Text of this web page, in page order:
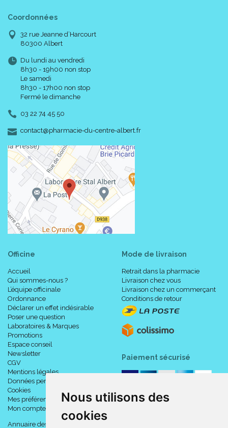
Nous utilisons des
cookies
Coordonnées
32 rue Jeanne d’Harcourt
80300 Albert
Du lundi au vendredi
8h30 - 19h00 non stop
Le samedi
8h30 - 17h00 non stop
Fermé le dimanche
03 22 74 45 50
contact-
@-
pharmacie-du-centre-albert.fr
Officine
Accueil
Qui sommes-nous ?
L’équipe officinale
Ordonnance
Déclarer un effet indésirable
Poser une question
Laboratoires & Marques
Promotions
Espace conseil
Newsletter
CGV
Mentions légales
Données personnelles
Cookies
Mes préférences Cookies
Mon compte
Annuaire des pharmacies
Mode de livraison
Retrait dans la pharmacie
Livraison chez vous
Livraison chez un commerçant
Conditions de retour
Paiement sécurisé